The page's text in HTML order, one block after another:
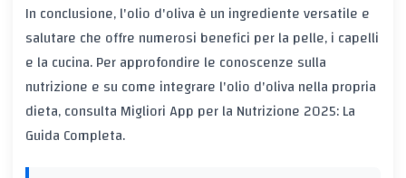
In conclusione, l'olio d'oliva è un ingrediente versatile e
salutare che offre numerosi benefici per la pelle, i capelli
e la cucina. Per approfondire le conoscenze sulla
nutrizione e su come integrare l'olio d'oliva nella propria
dieta, consulta Migliori App per la Nutrizione 2025: La
Guida Completa.